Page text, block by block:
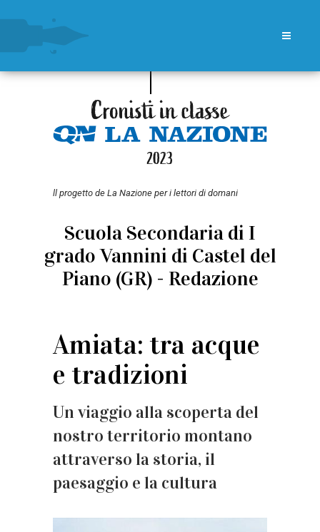
ll progetto de La Nazione per i lettori di domani
Scuola Secondaria di I
grado Vannini di Castel del
Piano (GR) - Redazione
Amiata: tra acque
e tradizioni
Un viaggio alla scoperta del
nostro territorio montano
attraverso la storia, il
paesaggio e la cultura